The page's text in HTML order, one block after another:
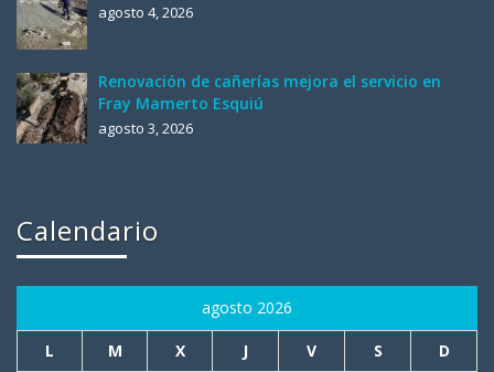
agosto 4, 2026
Renovación de cañerías mejora el servicio en
Fray Mamerto Esquiú
agosto 3, 2026
Calendario
agosto 2026
L M X J V S
D